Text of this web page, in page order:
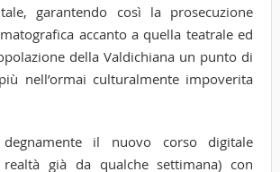
garantendo così la prosecuzione
accanto a quella teatrale ed
della Valdichiana un punto di
nell’ormai culturalmente impoverita
degnamente il nuovo corso digitale
già da qualche settimana) con